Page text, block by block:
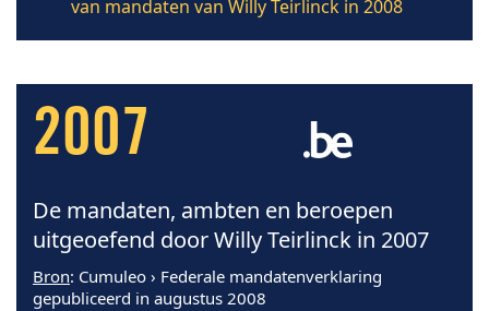
van mandaten van Willy Teirlinck in 2008
2007
De mandaten, ambten en beroepen
uitgeoefend door Willy Teirlinck in 2007
Bron: Cumuleo › Federale mandatenverklaring
gepubliceerd in augustus 2008